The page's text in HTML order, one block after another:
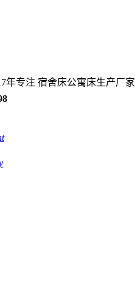
年专注 宿舍床公寓床生产厂家